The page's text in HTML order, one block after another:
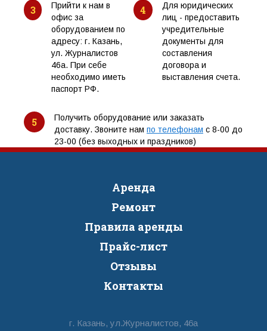
3
Прийти к нам в
офис за
оборудованием по
адресу: г. Казань,
ул. Журналистов
46а. При себе
необходимо иметь
паспорт РФ.
4
Для юридических
лиц - предоставить
учредительные
документы для
составления
договора и
выставления счета.
5
Получить оборудование или заказать
доставку. Звоните нам по телефонам с 8-00 до
23-00 (без выходных и праздников)
Аренда
Ремонт
Правила аренды
Прайс-лист
Отзывы
Контакты
г. Казань, ул.Журналистов, 46а